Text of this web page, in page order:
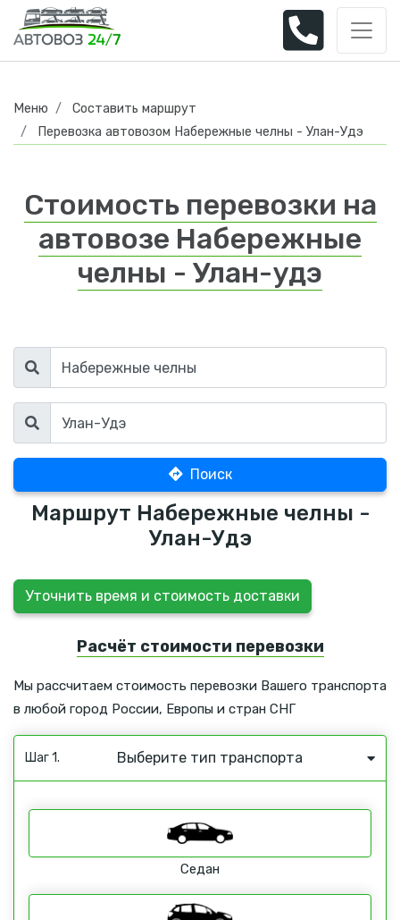
Меню
Составить маршрут
Перевозка автовозом Набережные челны - Улан-Удэ
Стоимость перевозки на
автовозе Набережные
челны - Улан-удэ
Поиск
Маршрут Набережные челны -
Улан-Удэ
Уточнить время и стоимость доставки
Расчёт стоимости перевозки
Мы рассчитаем стоимость перевозки Вашего транспорта
в любой город России, Европы и стран СНГ
Шаг 1. Выберите тип транспорта
Седан